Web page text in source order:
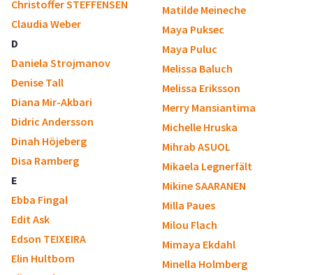
Christoffer STEFFENSEN
Claudia Weber
D
Daniela Strojmanov
Denise Tall
Diana Mir-Akbari
Didric Andersson
Dinah Höjeberg
Disa Ramberg
E
Ebba Fingal
Edit Ask
Edson TEIXEIRA
Elin Hultbom
Matilde Meineche
Maya Puksec
Maya Puluc
Melissa Baluch
Melissa Eriksson
Merry Mansiantima
Michelle Hruska
Mihrab ASUOL
Mikaela Legnerfält
Mikine SAARANEN
Milla Paues
Milou Flach
Mimaya Ekdahl
Minella Holmberg